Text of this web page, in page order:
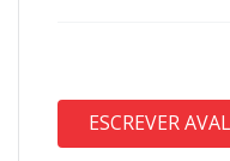
ESCREVER